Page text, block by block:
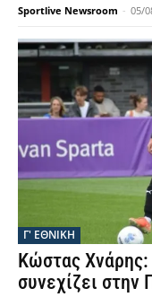
Sportlive Newsroom - 05/
Γ' ΕΘΝΙΚΗ
Κώστας
συνεχίζει στην